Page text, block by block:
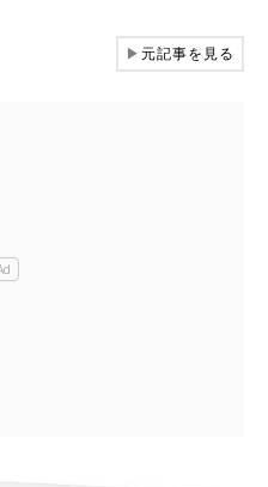
▶元記事を見る